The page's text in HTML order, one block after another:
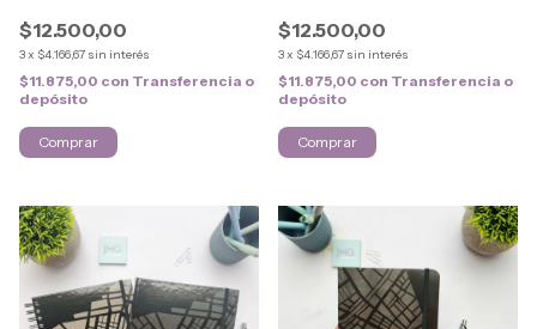
$12.500,00
3x $4.166,67 sin interés
$11.875,00 con Transferencia o
depósito
Comprar
$12.500,00
3x $4.166,67 sin interés
$11.875,00 con Transferencia o
depósito
Comprar